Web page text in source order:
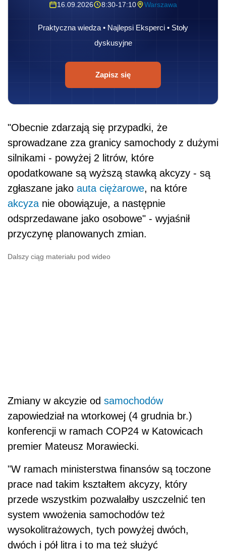
16.09.2026 8:30-17:10 Warszawa
Praktyczna wiedza • Najlepsi Eksperci • Stoły
dyskusyjne
Zapisz się
"Obecnie zdarzają się przypadki, że
sprowadzane zza granicy samochody z dużymi
silnikami - powyżej 2 litrów, które
opodatkowane są wyższą stawką akcyzy - są
zgłaszane jako auta ciężarowe, na które
akcyza nie obowiązuje, a następnie
odsprzedawane jako osobowe" - wyjaśnił
przyczynę planowanych zmian.
Dalszy ciąg materiału pod wideo
Zmiany w akcyzie od samochodów
zapowiedział na wtorkowej (4 grudnia br.)
konferencji w ramach COP24 w Katowicach
premier Mateusz Morawiecki.
"W ramach ministerstwa finansów są toczone
prace nad takim kształtem akcyzy, który
przede wszystkim pozwalałby uszczelnić ten
system wwożenia samochodów też
wysokolitrażowych, tych powyżej dwóch,
dwóch i pół litra i to ma też służyć